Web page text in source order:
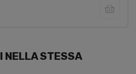
NELLA STESSA